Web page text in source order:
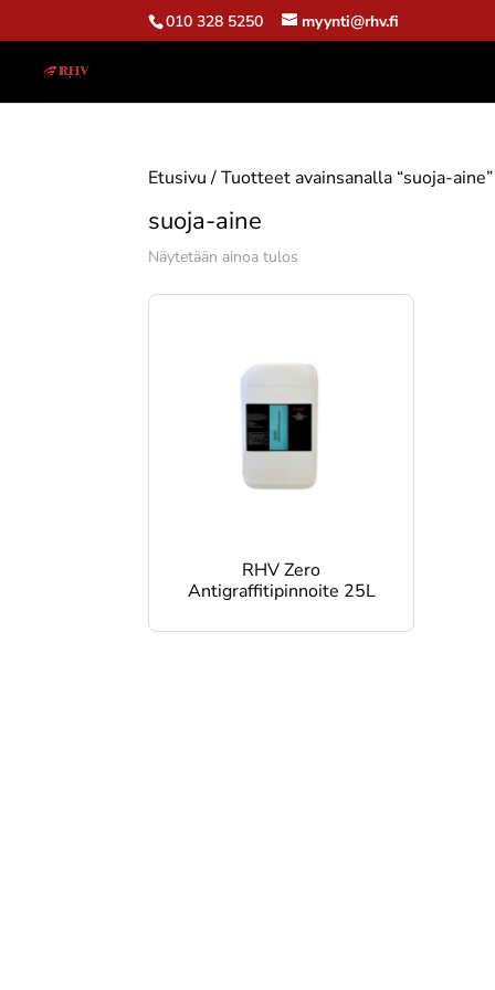
010 328 5250 myynti@rhv.fi
Etusivu/ Tuotteet avainsanalla “suoja-aine”
suoja-aine
Näytetään ainoa tulos
RHV Zero
Antigraffitipinnoite 25L